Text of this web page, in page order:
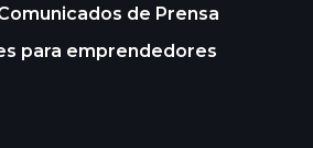
de Prensa
para emprendedores